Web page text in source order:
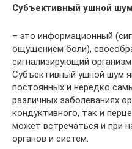
Субъективный ушной шум
– это информационный
ощущением боли),
сигнализирующий
Субъективный ушной шум
постоянных и нередко
различных заболеваниях
кондуктивного, так и
может встречаться и при
органов и систем.